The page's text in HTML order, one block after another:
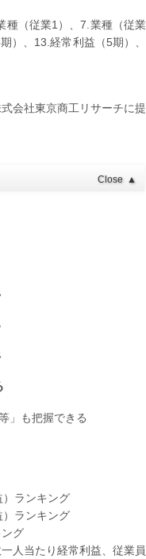
種（従業1）、7.業種（従業
）、13.経常利益（5期）、
会社東京商工リサーチに提
Close ▲
」も把握できる
ランキング
ランキング
グ
人当たり経常利益、従業員